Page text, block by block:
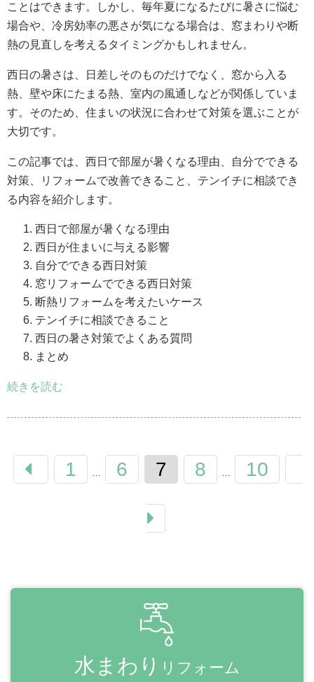
ことはできます。しかし、毎年夏になるたびに暑さに悩む
場合や、冷房効率の悪さが気になる場合は、窓まわりや断
熱の見直しを考えるタイミングかもしれません。
西日の暑さは、日差しそのものだけでなく、窓から入る
熱、壁や床にたまる熱、室内の風通しなどが関係していま
す。そのため、住まいの状況に合わせて対策を選ぶことが
大切です。
この記事では、西日で部屋が暑くなる理由、自分でできる
対策、リフォームで改善できること、テンイチに相談でき
る内容を紹介します。
西日で部屋が暑くなる理由
西日が住まいに与える影響
自分でできる西日対策
窓リフォームでできる西日対策
断熱リフォームを考えたいケース
テンイチに相談できること
西日の暑さ対策でよくある質問
まとめ
続きを読む
1 … 6 7 8 … 10
水まわり リフォーム